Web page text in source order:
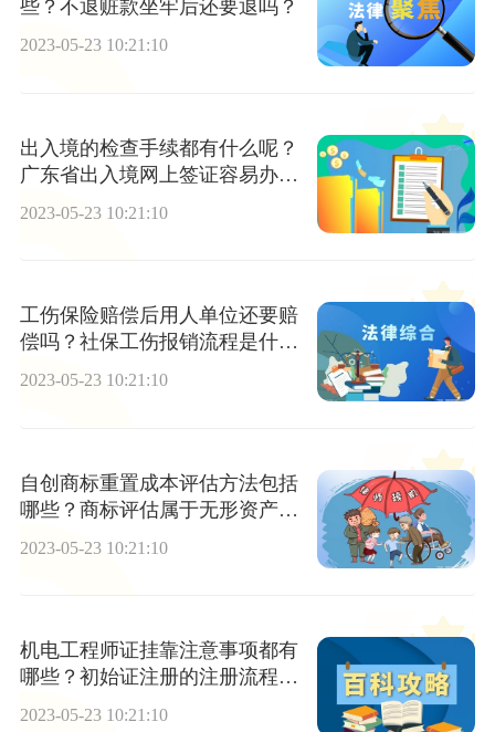
些？不退赃款坐牢后还要退吗？
2023-05-23 10:21:10
出入境的检查手续都有什么呢？
广东省出入境网上签证容易办理
2023-05-23 10:21:10
工伤保险赔偿后用人单位还要赔
偿吗？社保工伤报销流程是什
么？
2023-05-23 10:21:10
自创商标重置成本评估方法包括
哪些？商标评估属于无形资产评
2023-05-23 10:21:10
机电工程师证挂靠注意事项都有
哪些？初始证注册的注册流程都
2023-05-23 10:21:10